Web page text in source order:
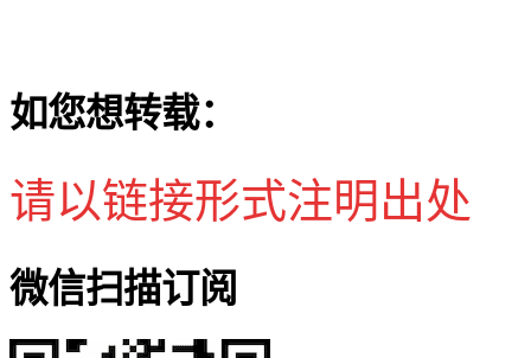
如您想转载：
请以链接形式注明出处
微信扫描订阅